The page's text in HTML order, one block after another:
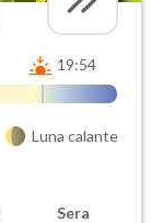
19:54
Luna calante
Sera